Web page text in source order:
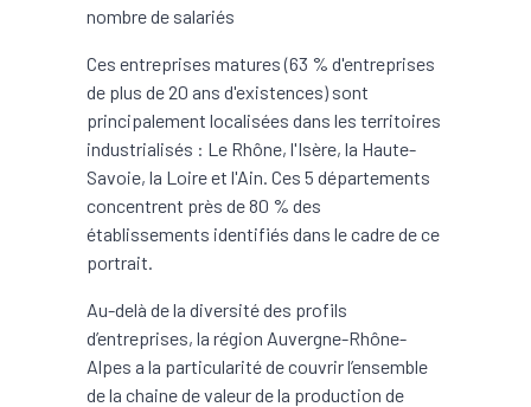
nombre de salariés
Ces entreprises matures (63 % d'entreprises
de plus de 20 ans d'existences) sont
principalement localisées dans les territoires
industrialisés : Le Rhône, l'Isère, la Haute-
Savoie, la Loire et l'Ain. Ces 5 départements
concentrent près de 80 % des
établissements identifiés dans le cadre de ce
portrait.
Au-delà de la diversité des profils
d’entreprises, la région Auvergne-Rhône-
Alpes a la particularité de couvrir l’ensemble
de la chaine de valeur de la production de